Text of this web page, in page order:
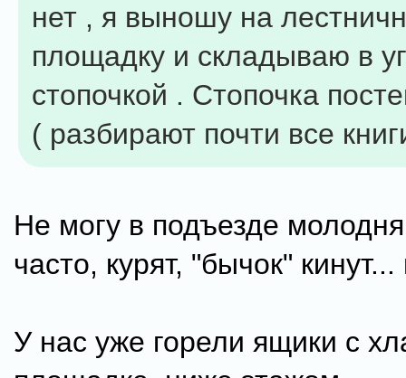
нет , я выношу на
площадку и складываю в
стопочкой . Стопочка
( разбирают почти все
Не могу в подъезде
часто, курят, "бычок" кинут...
У нас уже горели ящики с